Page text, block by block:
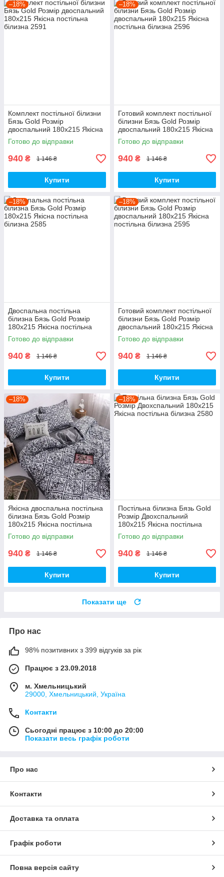
–18%
Комплект постільної білизни
Бязь Gold Розмір
двоспальний 180х215 Якісна
постільна білизна
Готово до відправки
940 ₴ 1 146 ₴
Купити
–18%
Готовий комплект постільної
білизни Бязь Gold Розмір
двоспальний 180х215 Якісна
постільна білизна
Готово до відправки
940 ₴ 1 146 ₴
Купити
–18%
Двоспальна постільна
білизна Бязь Gold Розмір
180х215 Якісна постільна
білизна
Готово до відправки
940 ₴ 1 146 ₴
Купити
–18%
Готовий комплект постільної
білизни Бязь Gold Розмір
двоспальний 180х215 Якісна
постільна білизна
Готово до відправки
940 ₴ 1 146 ₴
Купити
–18%
Якісна двоспальна постільна
білизна Бязь Gold Розмір
180х215 Якісна постільна
білизна
Готово до відправки
940 ₴ 1 146 ₴
Купити
–18%
Постільна білизна Бязь Gold
Розмір Двохспальний
180х215 Якісна постільна
білизна
Готово до відправки
940 ₴ 1 146 ₴
Купити
Показати ще
Про нас
98% позитивних з 399 відгуків за рік
Працює з 23.09.2018
м. Хмельницький
29000, Хмельницький, Україна
Контакти
Сьогодні працює з 10:00 до 20:00
Показати весь графік роботи
Про нас
Контакти
Доставка та оплата
Графік роботи
Повна версія сайту